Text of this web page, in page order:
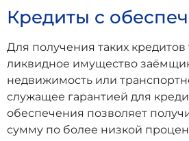
Кредиты с
Для получения таких
ликвидное имущество
недвижимость или
служащее гарантией для
обеспечения позволяет
сумму по более низкой